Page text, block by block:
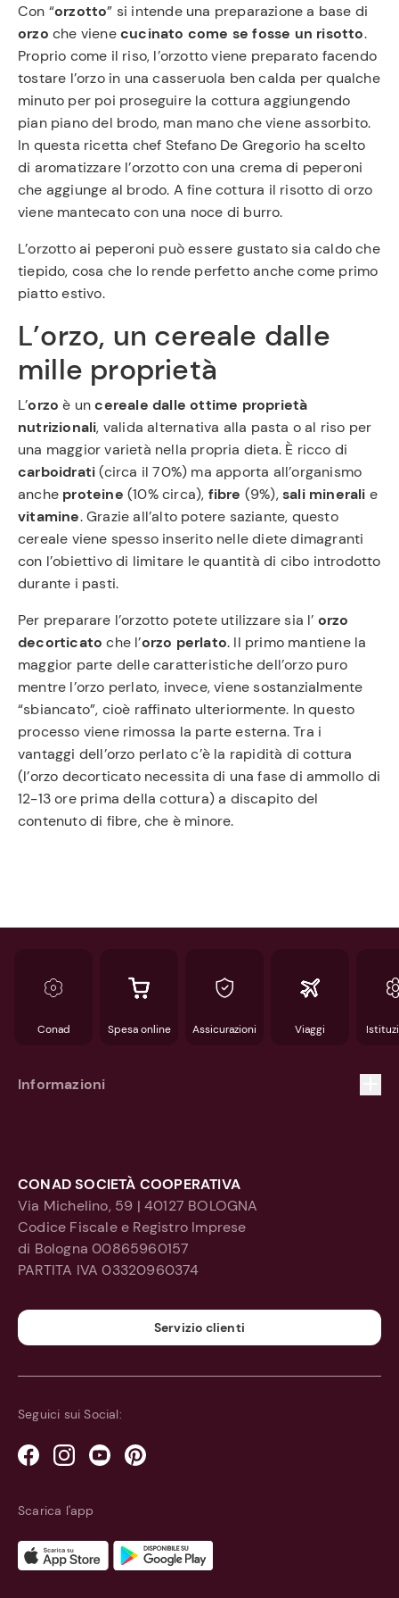
Con “orzotto” si intende una preparazione a base di
orzo che vienecucinato come se fosse un risotto.
Proprio come il riso, l’orzotto viene preparato facendo
tostare l’orzo in una casseruola ben calda per qualche
minuto per poi proseguire la cottura aggiungendo
pian piano del brodo, man mano che viene assorbito.
In questa ricetta chef Stefano De Gregorio ha scelto
di aromatizzare l’orzotto con una crema di peperoni
che aggiunge al brodo. A fine cottura il risotto di orzo
viene mantecato con una noce di burro.
L’orzotto ai peperoni può essere gustato sia caldo che
tiepido, cosa che lo rende perfetto anche come primo
piatto estivo.
L’orzo, un cereale dalle
mille proprietà
L’orzo è uncereale dalle ottime proprietà
nutrizionali, valida alternativa alla pasta o al riso per
una maggior varietà nella propria dieta. È ricco di
carboidrati(circa il 70%) ma apporta all’organismo
anche proteine(10% circa), fibre (9%),sali minerali e
vitamine. Grazie all’alto potere saziante, questo
cereale viene spesso inserito nelle diete dimagranti
con l’obiettivo di limitare le quantità di cibo introdotto
durante i pasti.
Per preparare l’orzotto potete utilizzare sia l’ orzo
decorticatoche l’orzo perlato. Il primo mantiene la
maggior parte delle caratteristiche dell’orzo puro
mentre l’orzo perlato, invece, viene sostanzialmente
“sbiancato”, cioè raffinato ulteriormente. In questo
processo viene rimossa la parte esterna. Tra i
vantaggi dell’orzo perlato c’è la rapidità di cottura
(l’orzo decorticato necessita di una fase di ammollo di
12-13 ore prima della cottura) a discapito del
contenuto di fibre, che è minore.
Conad Spesa online Assicurazioni Viaggi
Informazioni
Impostazioni Cookie
Accessibilità
CONAD SOCIETÀ COOPERATIVA
Via Michelino, 59 | 40127 BOLOGNA
Codice Fiscale e Registro Imprese
di Bologna 00865960157
PARTITA IVA 03320960374
Servizio clienti
Seguici sui Social:
Scarica l'app